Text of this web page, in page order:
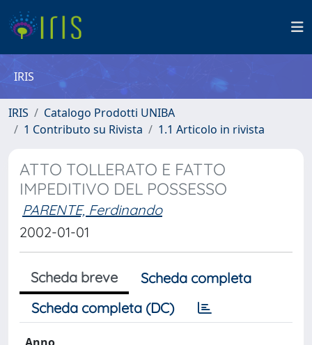
IRIS
IRIS
Catalogo Prodotti UNIBA
1 Contributo su Rivista
1.1 Articolo in rivista
ATTO TOLLERATO E FATTO
IMPEDITIVO DEL POSSESSO
PARENTE, Ferdinando
2002-01-01
Scheda breve
Scheda completa
Scheda completa (DC)